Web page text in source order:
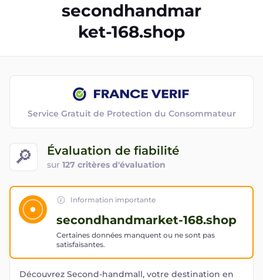
secondhandmar
ket-168.shop
🔎 Évaluation de fiabilité
sur 127 critères d'évaluation
Service Gratuit de Protection du Consommateur
Information importante
secondhandmarket-168.shop
Certaines données manquent ou ne sont pas
satisfaisantes.
Découvrez Second-handmall, votre destination en